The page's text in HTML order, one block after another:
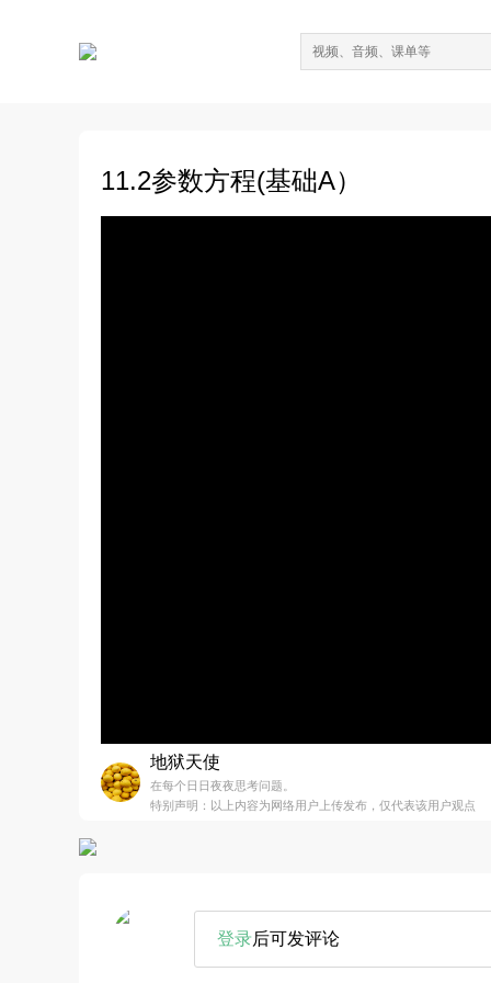
11.2参数方程(基础A）
地狱天使
在每个日日夜夜思考问题。
特别声明：以上内容为网络用户上传发布，仅代表该用户观点
登录后可发评论